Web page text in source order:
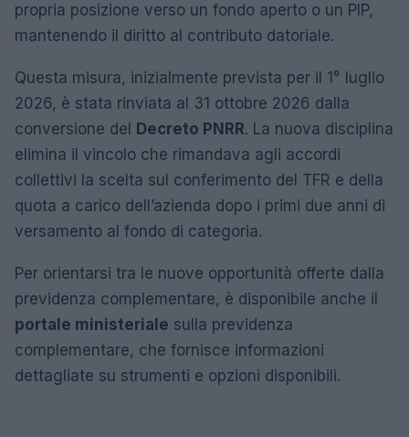
propria posizione verso un fondo aperto o un PIP,
mantenendo il diritto al contributo datoriale.
Questa misura, inizialmente prevista per il 1° luglio
2026, è stata rinviata al 31 ottobre 2026 dalla
conversione del
Decreto PNRR. La nuova disciplina
elimina il vincolo che rimandava agli accordi
collettivi la scelta sul conferimento del TFR e della
quota a carico dell’azienda dopo i primi due anni di
versamento al fondo di categoria.
Per orientarsi tra le nuove opportunità offerte dalla
previdenza complementare, è disponibile anche il
portale ministeriale sulla previdenza
complementare, che fornisce informazioni
dettagliate su strumenti e opzioni disponibili.